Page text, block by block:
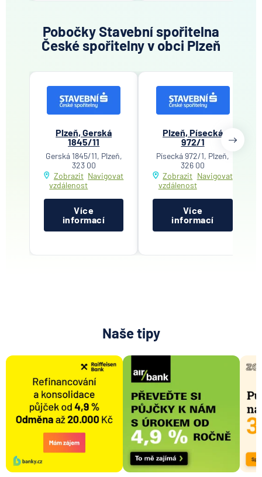
Pobočky Stavební spořitelna
České spořitelny v obci Plzeň
Plzeň, Gerská
1845/11
Gerská 1845/11, Plzeň,
323 00
Zobrazit
vzdálenost
Navigovat
Více
informací
Plzeň, Písecká
972/1
Písecká 972/1, Plzeň,
326 00
Zobrazit
vzdálenost
Navigovat
Více
informací
Naše tipy